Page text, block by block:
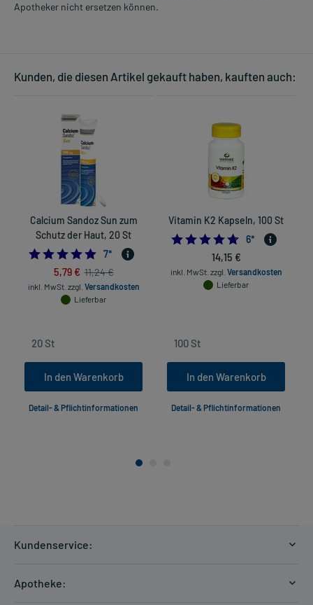
Apotheker nicht ersetzen können.
Kunden, die diesen Artikel gekauft haben, kauften auch:
Calcium Sandoz Sun zum
Schutz der Haut, 20 St
5.0
7*
5,79 € 11,24 €
inkl. MwSt. zzgl. Versandkosten
Lieferbar
In den Warenkorb
Detail- & Pflichtinformationen
Vitamin K2 Kapseln, 100 St
6*
14,15 €
inkl. MwSt. zzgl. Versandkosten
Lieferbar
In den Warenkorb
Detail- & Pflichtinformationen
Kundenservice:
Apotheke: